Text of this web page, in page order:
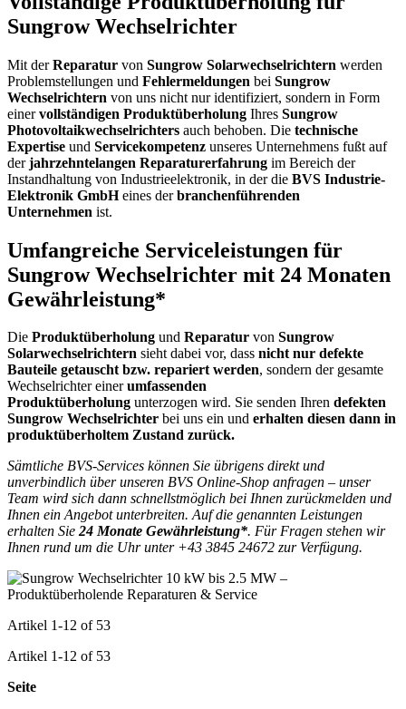
Sungrow Wechselrichter
Mit derReparatur von Sungrow Solarwechselrichtern werden
Problemstellungen und Fehlermeldungen bei Sungrow
Wechselrichtern von uns nicht nur identifiziert, sondern in Form
einervollständigen Produktüberholung Ihres Sungrow
Photovoltaikwechselrichters auch behoben. Die technische
Expertise und Servicekompetenz unseres Unternehmens fußt auf
derjahrzehntelangen Reparaturerfahrung im Bereich der
Instandhaltung von Industrieelektronik, in der die BVS Industrie-
Elektronik GmbHeines derbranchenführenden
Unternehmen ist.
Umfangreiche Serviceleistungen für
Sungrow Wechselrichter mit 24 Monaten
Gewährleistung*
Die Produktüberholung und Reparatur von Sungrow
Solarwechselrichtern sieht dabei vor, dass nicht nur defekte
Bauteile getauscht bzw. repariert werden, sondern der gesamte
Wechselrichter einerumfassenden
Produktüberholung unterzogen wird. Sie senden Ihren defekten
Sungrow Wechselrichter bei uns ein und erhalten diesen dann in
produktüberholtem Zustand zurück.
Sämtliche BVS-Services können Sie übrigens direkt und
unverbindlich über unseren BVS Online-Shop anfragen – unser
Team wird sich dann schnellstmöglich bei Ihnen zurückmelden und
Ihnen ein Angebot unterbreiten. Auf die genannten Leistungen
erhalten Sie24 Monate Gewährleistung*. Für Fragen stehen wir
Ihnen rund um die Uhr unter +43 3845 24672 zur Verfügung.
Artikel 1-12 of 53
Artikel 1-12 of 53
Seite